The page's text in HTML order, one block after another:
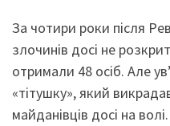
За чотири роки після
злочинів досі не
отримали 48 осіб. Але
«тітушку», який
майданівців досі на